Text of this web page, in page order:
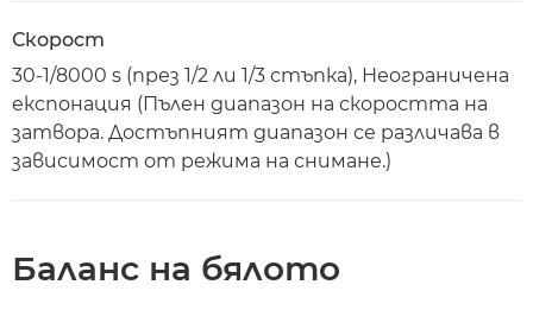
Скорост
30-1/8000 s (през 1/2 ли 1/3 стъпка), Неограничена
експонация (Пълен диапазон на скоростта на
затвора. Достъпният диапазон се различава в
зависимост от режима на снимане.)
Баланс на бялото